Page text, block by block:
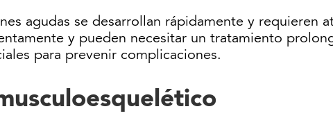
agudas se desarrollan rápidamente y requieren
y pueden necesitar un tratamiento
para prevenir complicaciones.